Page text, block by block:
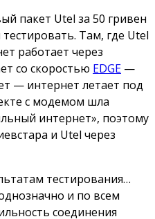
пакет Utel за 50 гривен
Там, где Utel
работает через
со скоростью EDGE —
— интернет летает под
с модемом шла
интернет», поэтому
и Utel через
тестирования…
и по всем
соединения